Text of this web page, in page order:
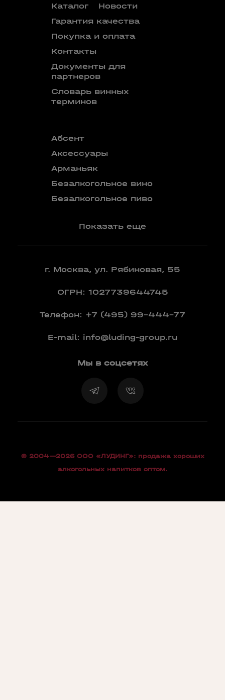
Каталог
Новости
Гарантия качества
Покупка и оплата
Контакты
Документы для
партнеров
Словарь винных
терминов
Абсент
Аксессуары
Арманьяк
Безалкогольное вино
Безалкогольное пиво
Показать еще
г. Москва, ул. Рябиновая, 55
ОГРН: 1027739644745
Телефон: +7 (495) 99-444-77
E-mail: info@luding-group.ru
Мы в соцсетях
© 2004—2026 OOO «ЛУДИНГ»: продажа хороших
алкогольных напитков оптом.